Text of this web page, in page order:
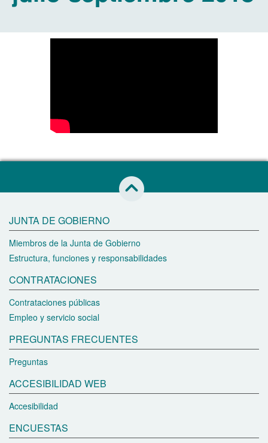
JUNTA DE GOBIERNO
Miembros de la Junta de Gobierno
Estructura, funciones y responsabilidades
CONTRATACIONES
Contrataciones públicas
Empleo y servicio social
PREGUNTAS FRECUENTES
Preguntas
ACCESIBILIDAD WEB
Accesibilidad
ENCUESTAS